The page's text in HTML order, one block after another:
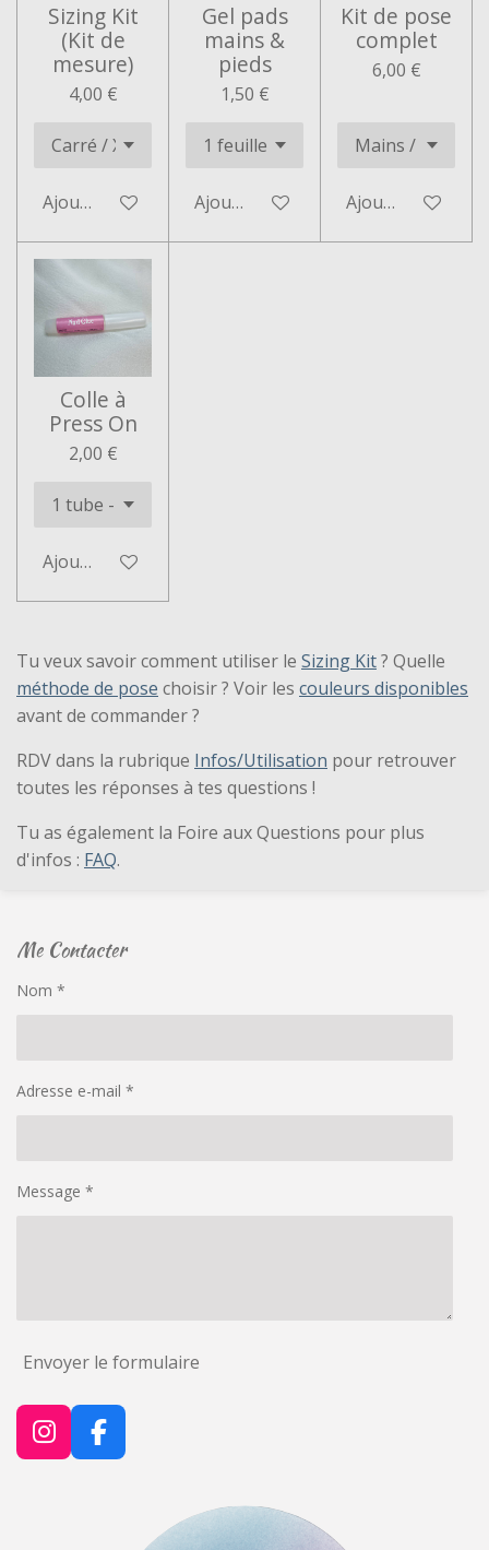
Sizing Kit
(Kit de
mesure)
4,00 €
Ajouter au panier
Gel pads
mains &
pieds
1,50 €
Ajouter au panier
Kit de pose
complet
6,00 €
Ajouter au
Colle à
Press On
2,00 €
Ajouter au panier
Tu veux savoir comment utiliser le Sizing Kit? Quelle
méthode de pose choisir ? Voir les couleurs disponibles
avant de commander ?
RDV dans la rubrique Infos/Utilisation pour retrouver
toutes les réponses à tes questions !
Tu as également la Foire aux Questions pour plus
d'infos : FAQ.
Me Contacter
Nom *
Adresse e-mail *
Message *
Envoyer le formulaire
I
n
F
a